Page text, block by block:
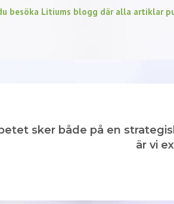
besöka Litiums blogg där alla artiklar
sker både på en
är vi